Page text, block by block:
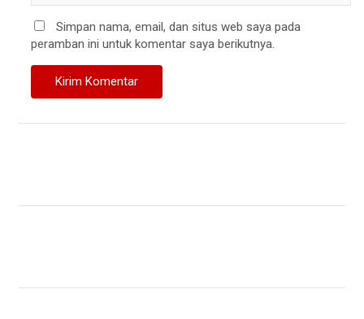
Simpan nama, email, dan situs web saya pada
peramban ini untuk komentar saya berikutnya.